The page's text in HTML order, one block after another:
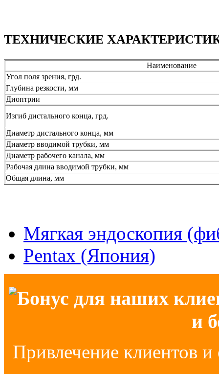
ТЕХНИЧЕСКИЕ
Наименование
Угол поля зрения, грд.
Глубина резкости, мм
Диоптрии
Изгиб дистального конца, грд.
Диаметр дистального конца, мм
Диаметр вводимой трубки, мм
Диаметр рабочего канала, мм
Рабочая длина вводимой трубки, мм
Общая длина, мм
Мягкая эндоскопия
Pentax (Япония)
Бонус для наших
и
Привлечение клиентов и